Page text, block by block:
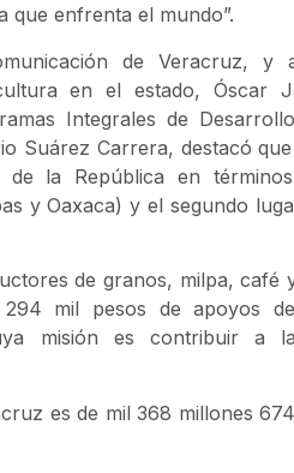
que enfrenta el mundo”.
de Veracruz, y
en el estado, Óscar
Integrales de
Suárez Carrera, destacó
la República en
y Oaxaca) y el segundo
de granos, milpa, café
mil pesos de apoyos
misión es contribuir a la
es de mil 368 millones